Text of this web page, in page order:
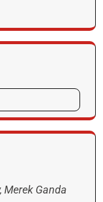
Merek Ganda